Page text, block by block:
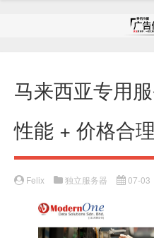
马来西亚专用
性能 + 价格合理
Felix 独立服务器 07-03